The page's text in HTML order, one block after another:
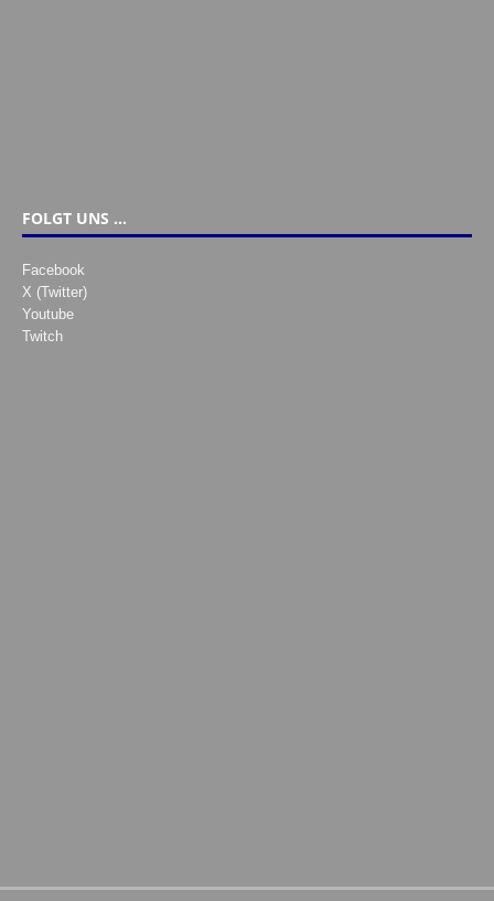
FOLGT UNS …
Facebook
X (Twitter)
Youtube
Twitch